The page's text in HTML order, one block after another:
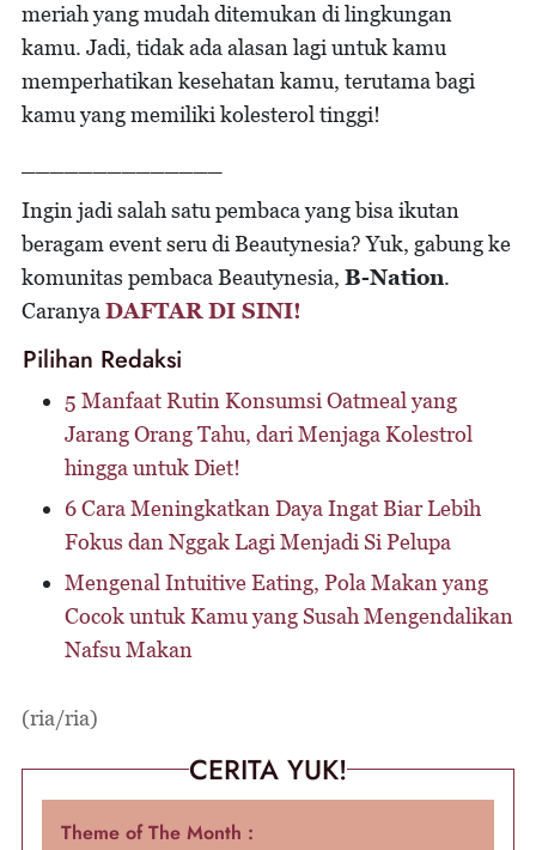
meriah yang mudah ditemukan di lingkungan
kamu. Jadi, tidak ada alasan lagi untuk kamu
memperhatikan kesehatan kamu, terutama bagi
kamu yang memiliki kolesterol tinggi!
Ingin jadi salah satu pembaca yang bisa ikutan
beragam event seru di Beautynesia? Yuk, gabung ke
komunitas pembaca Beautynesia, B-Nation.
Caranya DAFTAR DI SINI!
Pilihan Redaksi
5 Manfaat Rutin Konsumsi Oatmeal yang
Jarang Orang Tahu, dari Menjaga Kolestrol
hingga untuk Diet!
6 Cara Meningkatkan Daya Ingat Biar Lebih
Fokus dan Nggak Lagi Menjadi Si Pelupa
Mengenal Intuitive Eating, Pola Makan yang
Cocok untuk Kamu yang Susah Mengendalikan
Nafsu Makan
(ria/ria)
CERITA YUK!
Theme of The Month :